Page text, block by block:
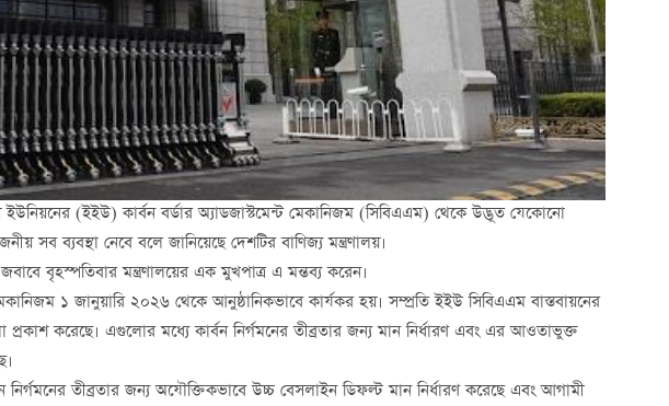
(ইইউ) কার্বন বর্ডার অ্যাডজাস্টমেন্ট মেকানিজম (সিবিএএম) থেকে উদ্ভূত যেকোনো
সব ব্যবস্থা নেবে বলে জানিয়েছে দেশটির বাণিজ্য মন্ত্রণালয়।
বৃহস্পতিবার মন্ত্রণালয়ের এক মুখপাত্র এ মন্তব্য করেন।
১ জানুয়ারি ২০২৬ থেকে আনুষ্ঠানিকভাবে কার্যকর হয়। সম্প্রতি ইইউ সিবিএএম বাস্তবায়নের
প্রকাশ করেছে। এগুলোর মধ্যে কার্বন নির্গমনের তীব্রতার জন্য মান নির্ধারণ এবং এর আওতাভুক্ত
নির্গমনের তীব্রতার জন্য অযৌক্তিকভাবে উচ্চ বেসলাইন ডিফল্ট মান নির্ধারণ করেছে এবং আগামী